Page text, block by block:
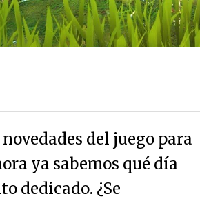
del juego para
ya sabemos qué día
dedicado. ¿Se